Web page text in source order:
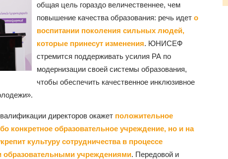
общая цель гораздо величественнее, чем
повышение качества образования: речь идет о
воспитании поколения сильных людей,
которые принесут изменения. ЮНИСЕФ
стремится поддерживать усилия РА по
модернизации своей системы образования,
чтобы обеспечить качественное инклюзивное
директоров окажет положительное
конкретное образовательное учреждение, но и на
культуру сотрудничества в процессе
образовательными учреждениями. Передовой и